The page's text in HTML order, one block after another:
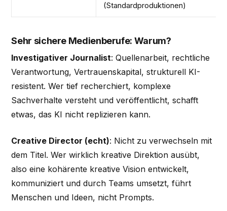
(Standardproduktionen)
Sehr sichere Medienberufe: Warum?
Investigativer Journalist: Quellenarbeit, rechtliche
Verantwortung, Vertrauenskapital, strukturell KI-
resistent. Wer tief recherchiert, komplexe
Sachverhalte versteht und veröffentlicht, schafft
etwas, das KI nicht replizieren kann.
Creative Director (echt): Nicht zu verwechseln mit
dem Titel. Wer wirklich kreative Direktion ausübt,
also eine kohärente kreative Vision entwickelt,
kommuniziert und durch Teams umsetzt, führt
Menschen und Ideen, nicht Prompts.